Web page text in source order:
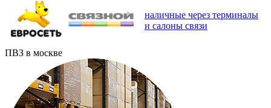
наличные через терминалы
и салоны связи
ПВЗ в москве